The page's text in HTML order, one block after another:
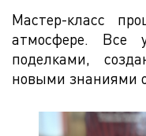
Мастер-класс
атмосфере. Все
поделками,
новыми знаниями